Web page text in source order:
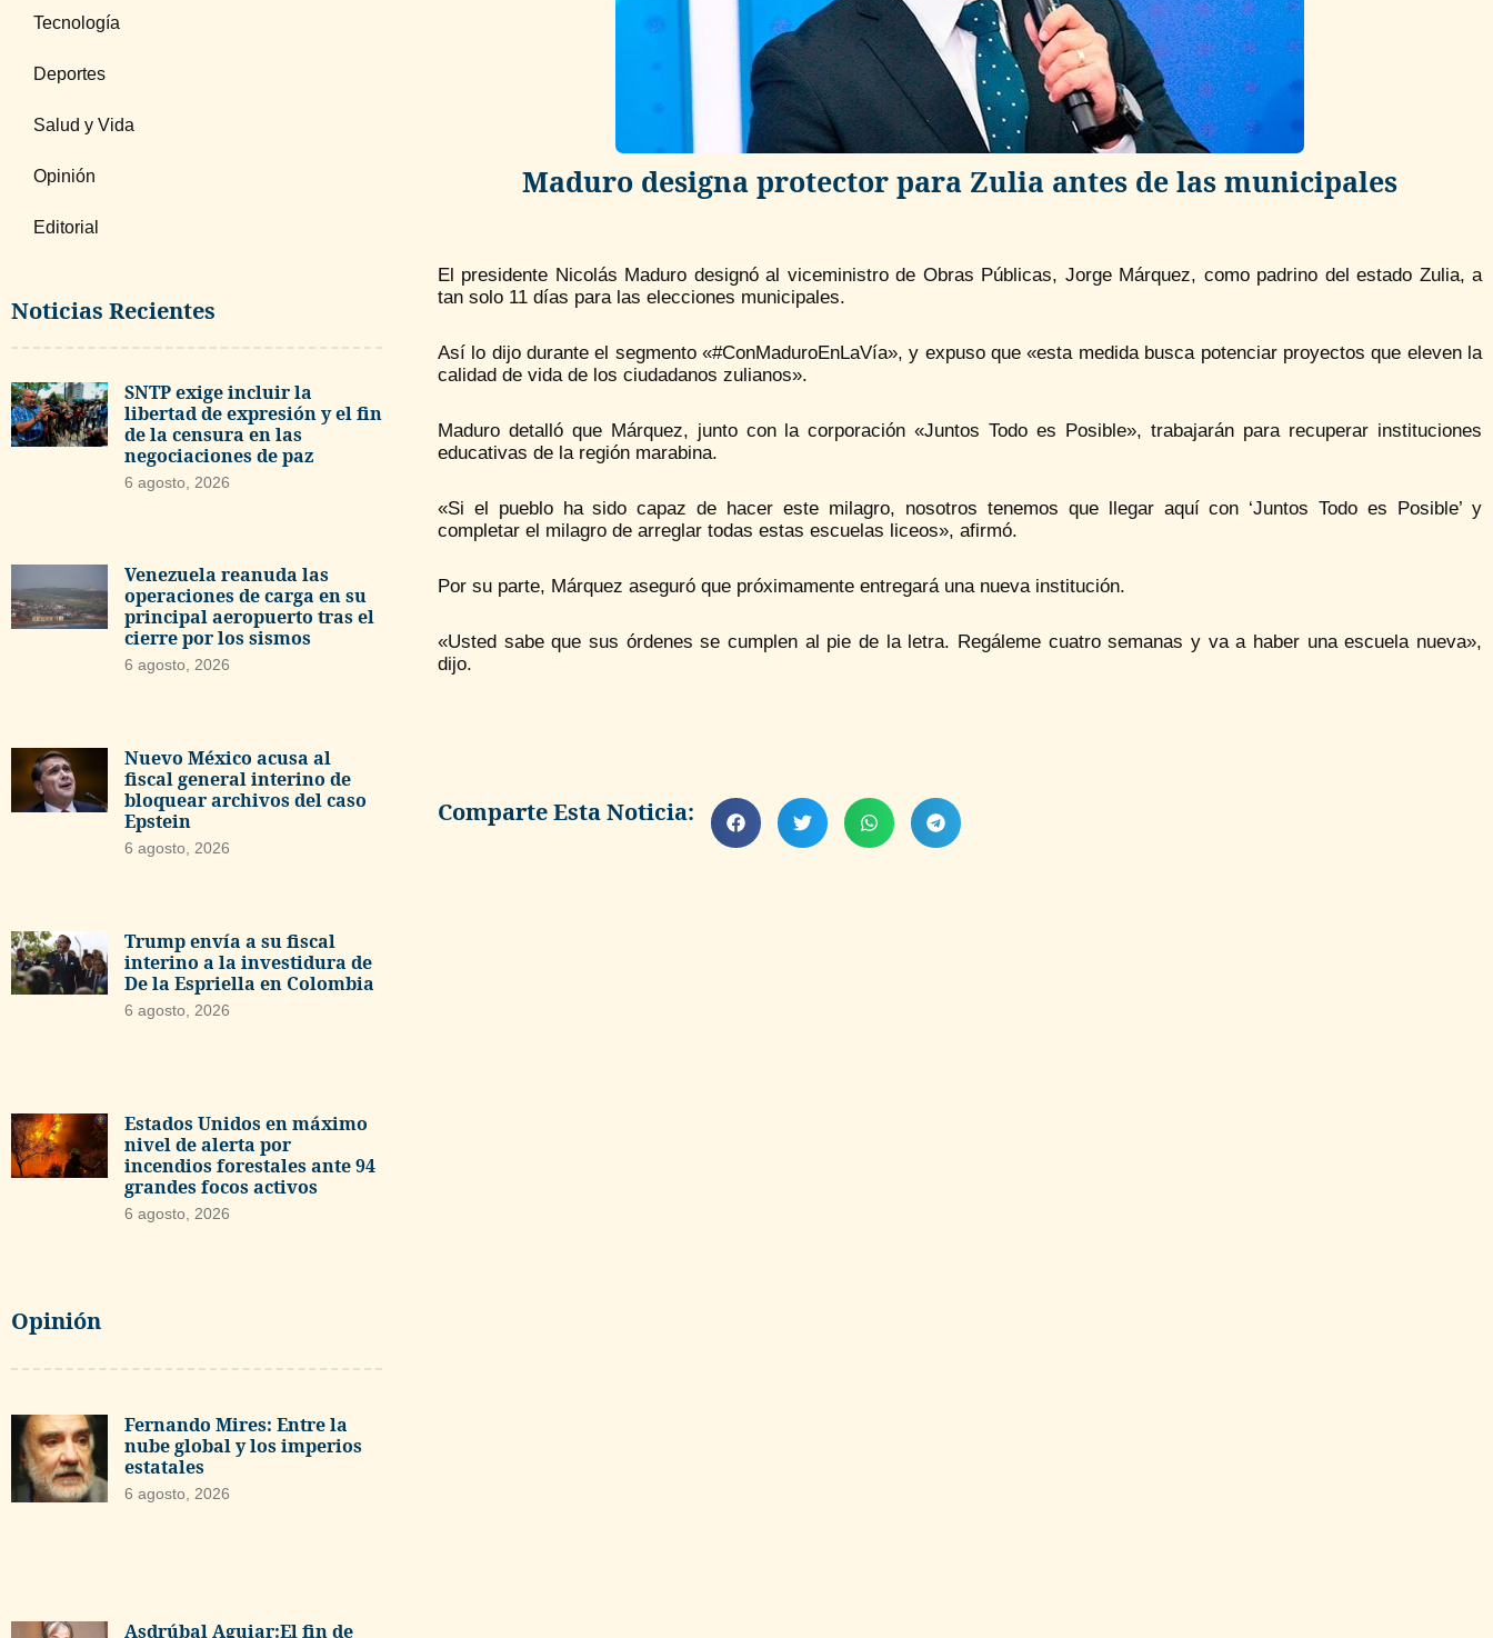
Tecnología
Deportes
Salud y Vida
Opinión
Editorial
Noticias Recientes
SNTP exige incluir la
libertad de expresión y el fin
de la censura en las
negociaciones de paz
6 agosto, 2026
Venezuela reanuda las
operaciones de carga en su
principal aeropuerto tras el
cierre por los sismos
6 agosto, 2026
Nuevo México acusa al
fiscal general interino de
bloquear archivos del caso
Epstein
6 agosto, 2026
Trump envía a su fiscal
interino a la investidura de
De la Espriella en Colombia
6 agosto, 2026
Estados Unidos en máximo
nivel de alerta por
incendios forestales ante 94
grandes focos activos
6 agosto, 2026
Opinión
Fernando Mires: Entre la
nube global y los imperios
estatales
6 agosto, 2026
Asdrúbal Aguiar:El fin de
Maduro designa protector para Zulia antes de las municipales
El presidente Nicolás Maduro designó al viceministro de Obras Públicas, Jorge Márquez, como padrino del estado Zulia, a
tan solo 11 días para las elecciones municipales.
Así lo dijo durante el segmento «#ConMaduroEnLaVía», y expuso que «esta medida busca potenciar proyectos que eleven la
calidad de vida de los ciudadanos zulianos».
Maduro detalló que Márquez, junto con la corporación «Juntos Todo es Posible», trabajarán para recuperar instituciones
educativas de la región marabina.
«Si el pueblo ha sido capaz de hacer este milagro, nosotros tenemos que llegar aquí con ‘Juntos Todo es Posible’ y
completar el milagro de arreglar todas estas escuelas liceos», afirmó.
Por su parte, Márquez aseguró que próximamente entregará una nueva institución.
«Usted sabe que sus órdenes se cumplen al pie de la letra. Regáleme cuatro semanas y va a haber una escuela nueva»,
dijo.
Comparte Esta Noticia: